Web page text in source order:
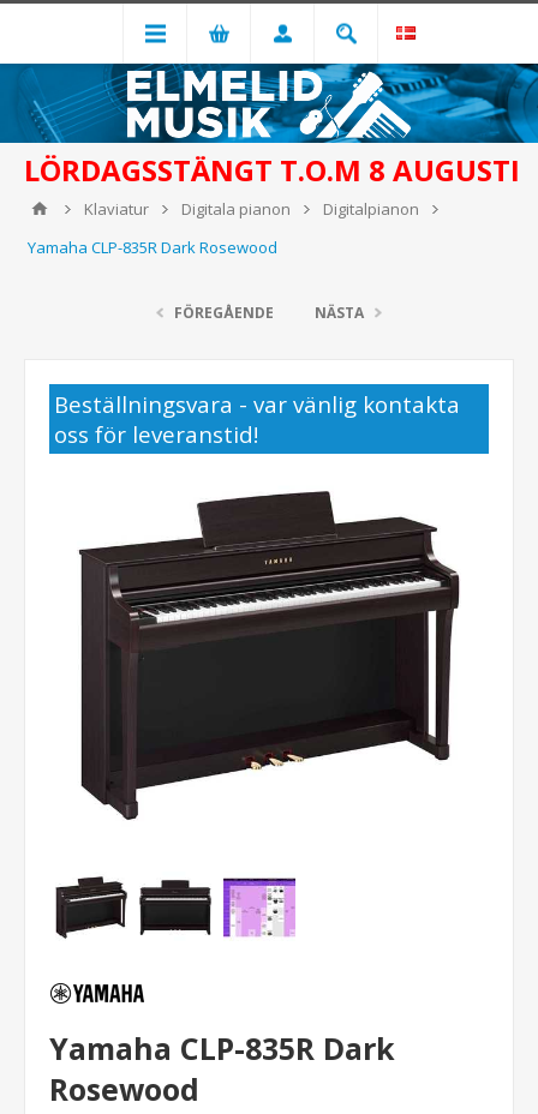
LÖRDAGSSTÄNGT T.O.M 8 AUGUSTI
Klaviatur Digitala pianon
Digitalpianon
Yamaha CLP-835R Dark Rosewood
FÖREGÅENDE NÄSTA
Beställningsvara - var vänlig kontakta
oss för leveranstid!
Yamaha CLP-835R Dark
Rosewood